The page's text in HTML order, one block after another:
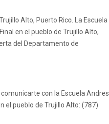
Alto, Puerto Rico. La Escuela
en el pueblo de Trujillo Alto,
del Departamento de
con la Escuela Andres
el pueblo de Trujillo Alto: (787)